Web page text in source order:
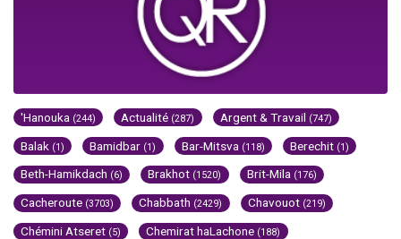
'Hanouka (244) Actualité (287) Argent & Travail (747)
Balak (1) Bamidbar (1) Bar-Mitsva (118) Berechit (1)
Beth-Hamikdach (6) Brakhot (1520) Brit-Mila (176)
Cacheroute (3703) Chabbath (2429) Chavouot (219)
Chémini Atseret (5) Chemirat haLachone (188)